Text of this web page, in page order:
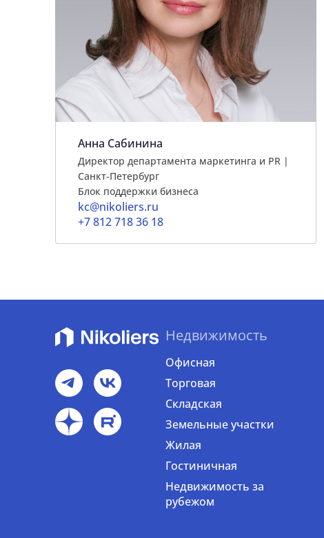
Анна Сабинина
Директор департамента маркетинга и PR |
Cанкт-Петербург
Блок поддержки бизнеса
kc@nikoliers.ru
+7 812 718 36 18
Недвижимость
Офисная
Торговая
Складская
Земельные участки
Жилая
Гостиничная
Недвижимость за
рубежом